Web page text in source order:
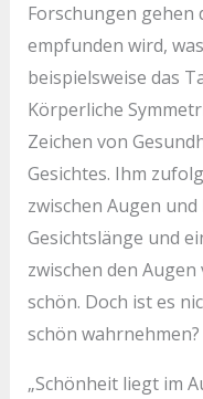
Forschungen gehen
empfunden wird,
beispielsweise das
Körperliche
Zeichen von
Gesichtes. Ihm
zwischen Augen
Gesichtslänge und
zwischen den
schön. Doch ist es
schön wahrnehmen?
„Schönheit liegt im